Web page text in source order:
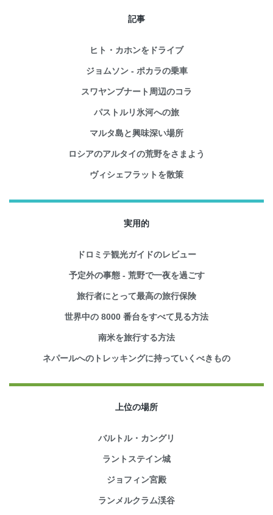
記事
ヒト・カホンをドライブ
ジョムソン - ポカラの乗車
スワヤンブナート周辺のコラ
パストルリ氷河への旅
マルタ島と興味深い場所
ロシアのアルタイの荒野をさまよう
ヴィシェフラットを散策
実用的
ドロミテ観光ガイドのレビュー
予定外の事態 - 荒野で一夜を過ごす
旅行者にとって最高の旅行保険
世界中の 8000 番台をすべて見る方法
南米を旅行する方法
ネパールへのトレッキングに持っていくべきもの
上位の場所
バルトル・カングリ
ラントステイン城
ジョフィン宮殿
ランメルクラム渓谷